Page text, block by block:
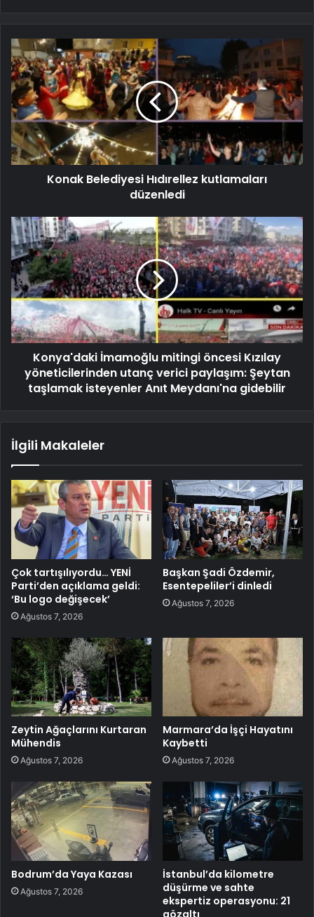
Konak Belediyesi Hıdırellez kutlamaları
düzenledi
Konya'daki İmamoğlu mitingi öncesi Kızılay
yöneticilerinden utanç verici paylaşım: Şeytan
taşlamak isteyenler Anıt Meydanı'na gidebilir
İlgili Makaleler
Çok tartışılıyordu… YENİ
Parti’den açıklama geldi:
‘Bu logo değişecek’
Ağustos 7, 2026
Başkan Şadi Özdemir,
Esentepeliler’i dinledi
Ağustos 7, 2026
Zeytin Ağaçlarını Kurtaran
Mühendis
Ağustos 7, 2026
Marmara’da İşçi Hayatını
Kaybetti
Ağustos 7, 2026
Bodrum’da Yaya Kazası
Ağustos 7, 2026
İstanbul’da kilometre
düşürme ve sahte
ekspertiz operasyonu: 21